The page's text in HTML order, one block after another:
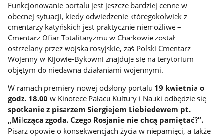
Funkcjonowanie portalu jest jeszcze bardziej cenne w
obecnej sytuacji, kiedy odwiedzenie któregokolwiek z
cmentarzy katyńskich jest praktycznie niemożliwe –
Cmentarz Ofiar Totalitaryzmu w Charkowie został
ostrzelany przez wojska rosyjskie, zaś Polski Cmentarz
Wojenny w Kijowie-Bykowni znajduje się na terytorium
objętym do niedawna działaniami wojennymi.
W ramach premiery nowej odsłony portalu 19 kwietnia o
godz. 18.00 w Kinotece Pałacu Kultury i Nauki odbędzie się
spotkanie z pisarzem Siergiejem Liebiedewem pt.
„Milcząca zgoda. Czego Rosjanie nie chcą pamiętać?”.
Pisarz opowie o konsekwencjach życia w niepamięci, a także